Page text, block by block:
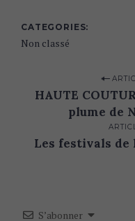
CATEGORIES
Non classé
HAUTE
plume de
Les festivals de
S’abonner